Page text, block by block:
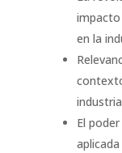
en la
El